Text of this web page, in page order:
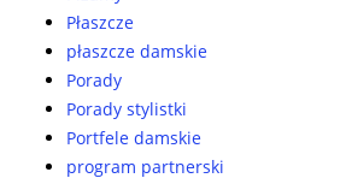
Płaszcze
płaszcze damskie
Porady
Porady stylistki
Portfele damskie
program partnerski